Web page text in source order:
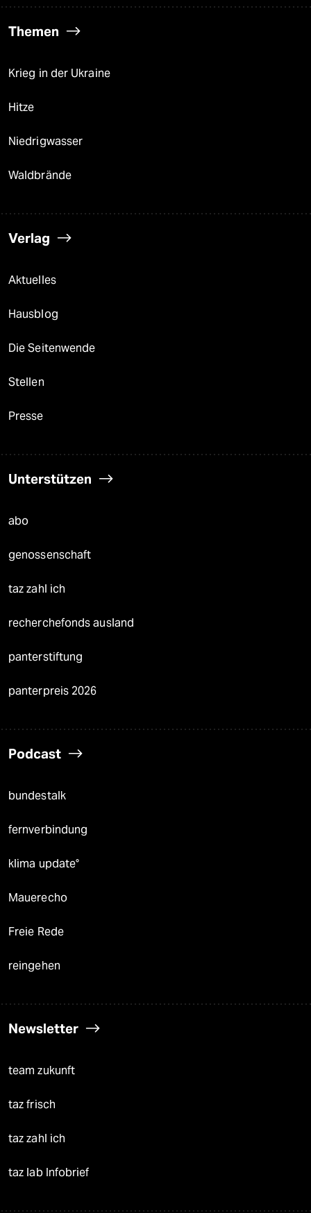
Themen
Krieg in der Ukraine
Hitze
Niedrigwasser
Waldbrände
Verlag
Aktuelles
Hausblog
Die Seitenwende
Stellen
Presse
Unterstützen
abo
genossenschaft
taz zahl ich
recherchefonds ausland
panterstiftung
panterpreis 2026
Podcast
bundestalk
fernverbindung
klima update°
Mauerecho
Freie Rede
reingehen
Newsletter
team zukunft
taz frisch
taz zahl ich
taz lab Infobrief